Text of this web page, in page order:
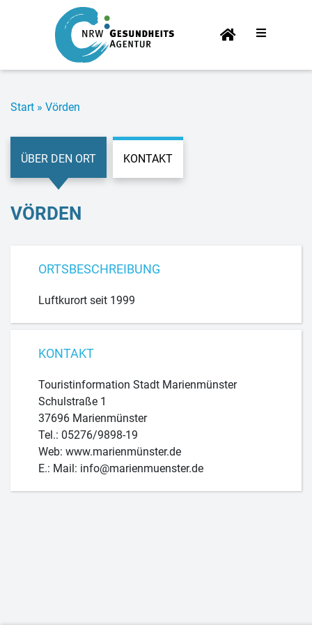
Start­
sei­te
Start » Vör­den
ÜBER DEN ORT KONTAKT
VÖR­DEN
ORTSBESCHREIBUNG
Luftkurort seit 1999
KONTAKT
Touristinformation Stadt Marienmünster
Schulstraße 1
37696 Marienmünster
Tel.: 05276/9898-19
Web: www.marienmünster.de
E.: Mail: info@marienmuenster.de